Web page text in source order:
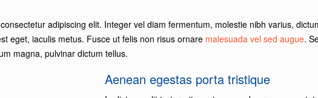
adipiscing elit. Integer vel diam fermentum, molestie nibh varius,
eget, iaculis metus. Fusce ut felis non risus ornare malesuada vel sed augue.
magna, pulvinar dictum tellus.
Aenean egestas porta tristique